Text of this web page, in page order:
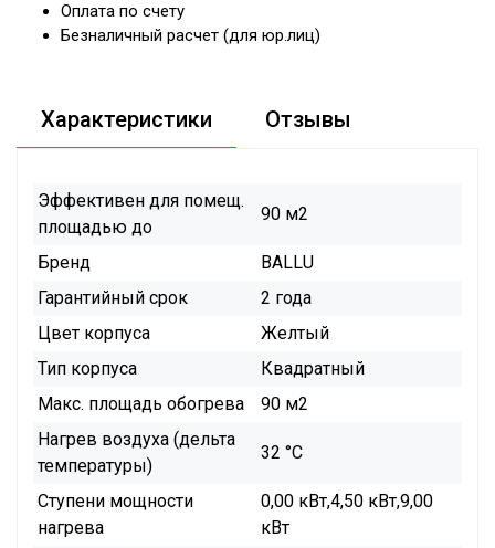
Оплата по счету
Безналичный расчет (для юр.лиц)
Характеристики Отзывы
Эффективен для помещ.
площадью до
90 м2
Бренд
BALLU
Гарантийный срок
2 года
Цвет корпуса
Желтый
Тип корпуса
Квадратный
Макс. площадь обогрева
90 м2
Нагрев воздуха (дельта
температуры)
32 °С
Ступени мощности
нагрева
0,00 кВт,4,50 кВт,9,00
кВт